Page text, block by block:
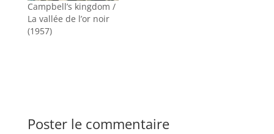
Campbell’s kingdom /
La vallée de l’or noir
(1957)
Poster le commentaire